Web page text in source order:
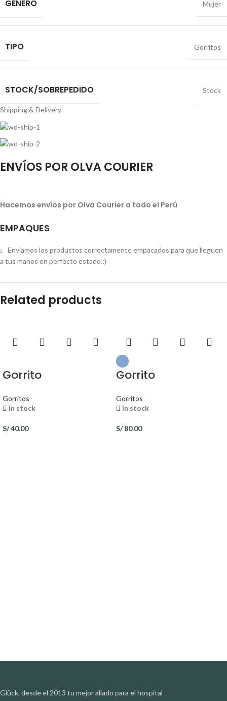
GENERO Mujer
TIPO Gorritos
STOCK/SOBREPEDIDO Stock
Shipping & Delivery
ENVÍOS POR OLVA COURIER
Hacemos envíos por Olva Courier a todo el Perú
EMPAQUES
Enviamos los productos correctamente empacados para que lleguen
a tus manos en perfecto estado :)
Related products
Gorrito
Gorritos
In stock
S/40.00
Gorrito
Gorritos
In stock
S/80.00
Glück, desde el 2013 tu mejor aliado para el hospital